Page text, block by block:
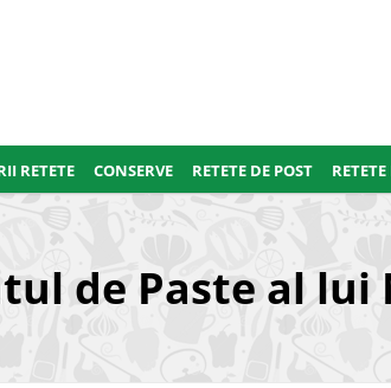
RETETE CONSERVE RETETE DE POST
de Paste al lui